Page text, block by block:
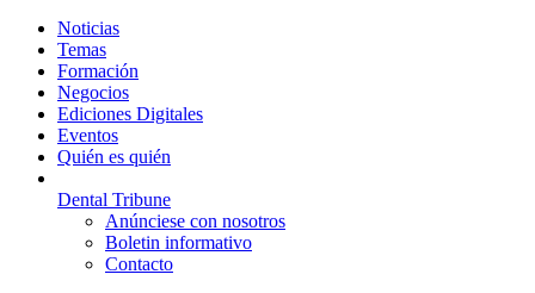
Noticias
Temas
Formación
Negocios
Ediciones Digitales
Eventos
Quién es quién
Dental Tribune
Anúnciese con nosotros
Boletin informativo
Contacto